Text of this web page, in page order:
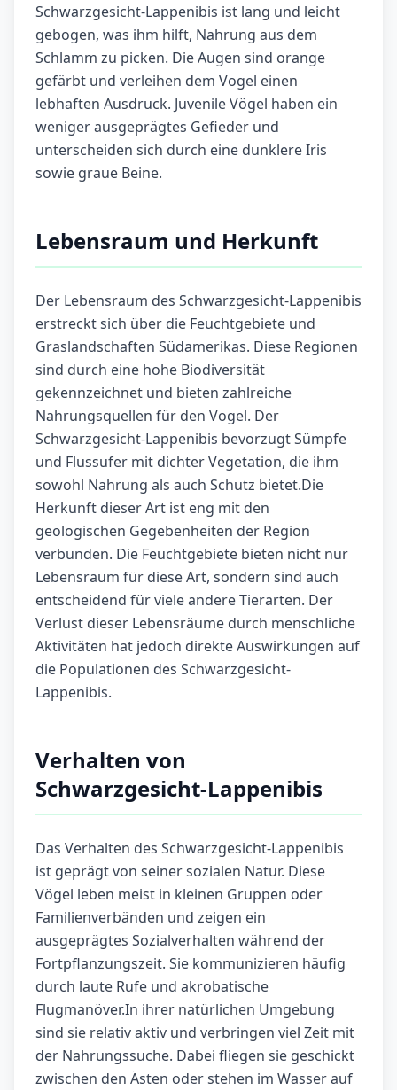
Schwarzgesicht-Lappenibis ist lang und leicht
gebogen, was ihm hilft, Nahrung aus dem
Schlamm zu picken. Die Augen sind orange
gefärbt und verleihen dem Vogel einen
lebhaften Ausdruck. Juvenile Vögel haben ein
weniger ausgeprägtes Gefieder und
unterscheiden sich durch eine dunklere Iris
sowie graue Beine.
Lebensraum und Herkunft
Der Lebensraum des Schwarzgesicht-Lappenibis
erstreckt sich über die Feuchtgebiete und
Graslandschaften Südamerikas. Diese Regionen
sind durch eine hohe Biodiversität
gekennzeichnet und bieten zahlreiche
Nahrungsquellen für den Vogel. Der
Schwarzgesicht-Lappenibis bevorzugt Sümpfe
und Flussufer mit dichter Vegetation, die ihm
sowohl Nahrung als auch Schutz bietet.Die
Herkunft dieser Art ist eng mit den
geologischen Gegebenheiten der Region
verbunden. Die Feuchtgebiete bieten nicht nur
Lebensraum für diese Art, sondern sind auch
entscheidend für viele andere Tierarten. Der
Verlust dieser Lebensräume durch menschliche
Aktivitäten hat jedoch direkte Auswirkungen auf
die Populationen des Schwarzgesicht-
Lappenibis.
Verhalten von
Schwarzgesicht-Lappenibis
Das Verhalten des Schwarzgesicht-Lappenibis
ist geprägt von seiner sozialen Natur. Diese
Vögel leben meist in kleinen Gruppen oder
Familienverbänden und zeigen ein
ausgeprägtes Sozialverhalten während der
Fortpflanzungszeit. Sie kommunizieren häufig
durch laute Rufe und akrobatische
Flugmanöver.In ihrer natürlichen Umgebung
sind sie relativ aktiv und verbringen viel Zeit mit
der Nahrungssuche. Dabei fliegen sie geschickt
zwischen den Ästen oder stehen im Wasser auf